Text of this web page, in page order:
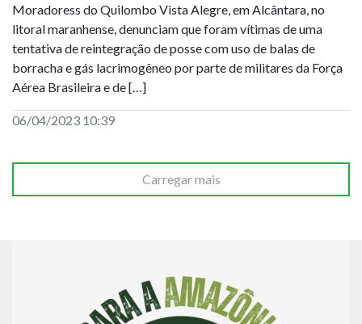
Moradoress do Quilombo Vista Alegre, em Alcântara, no
litoral maranhense, denunciam que foram vítimas de uma
tentativa de reintegração de posse com uso de balas de
borracha e gás lacrimogêneo por parte de militares da Força
Aérea Brasileira e de […]
06/04/2023 10:39
Carregar mais